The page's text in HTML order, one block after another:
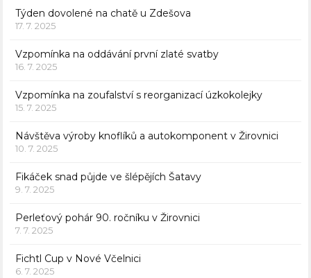
Týden dovolené na chatě u Zdešova
17. 7. 2025
Vzpomínka na oddávání první zlaté svatby
16. 7. 2025
Vzpomínka na zoufalství s reorganizací úzkokolejky
15. 7. 2025
Návštěva výroby knoflíků a autokomponent v Žirovnici
10. 7. 2025
Fikáček snad půjde ve šlépějích Šatavy
9. 7. 2025
Perleťový pohár 90. ročníku v Žirovnici
7. 7. 2025
Fichtl Cup v Nové Včelnici
6. 7. 2025